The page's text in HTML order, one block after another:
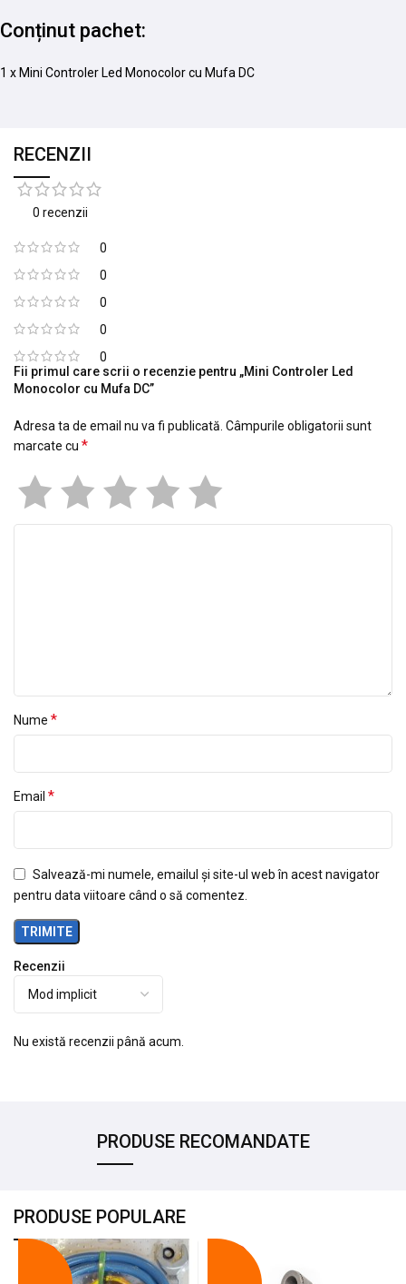
Conținut pachet:
1 x Mini Controler Led Monocolor cu Mufa DC
RECENZII
0 recenzii
0
0
0
0
0
Recenzii
Nu există recenzii până acum.
Fii primul care scrii o recenzie pentru „Mini Controler Led
Monocolor cu Mufa DC”
Adresa ta de email nu va fi publicată. Câmpurile obligatorii sunt
marcate cu *
Nume *
Email *
Salvează-mi numele, emailul și site-ul web în acest navigator
pentru data viitoare când o să comentez.
PRODUSE RECOMANDATE
PRODUSE POPULARE